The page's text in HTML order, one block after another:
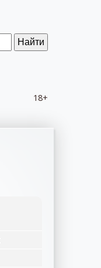
Найти
18+